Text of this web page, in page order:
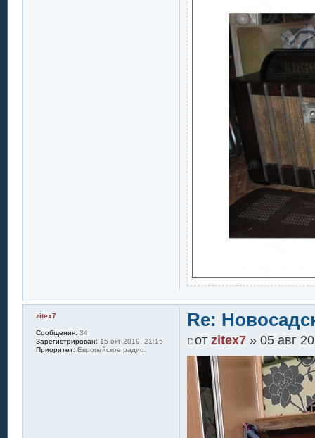
Re:
от zitex7» 05 авг
zitex7
Сообщения: 34
Зарегистрирован: 15 окт 2019, 21:15
Приоритет: Европейское радио.